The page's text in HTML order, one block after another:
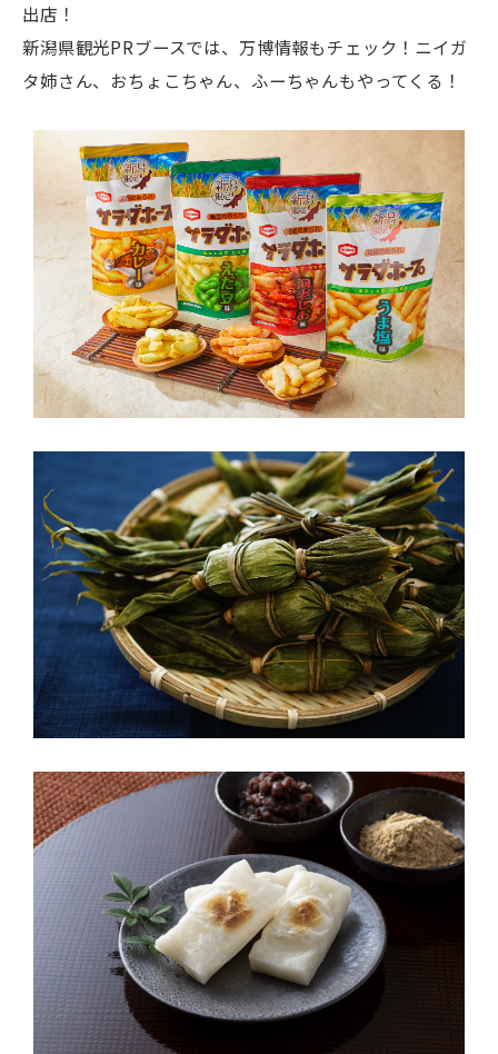
出店！
新潟県観光PRブースでは、万博情報もチェック！ニイガ
タ姉さん、おちょこちゃん、ふーちゃんもやってくる！